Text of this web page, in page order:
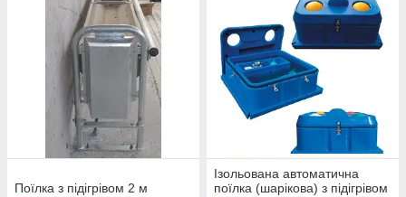
Поїлка з підігрівом 2 м
Ізольована автоматична
поїлка (шарікова) з підігрівом